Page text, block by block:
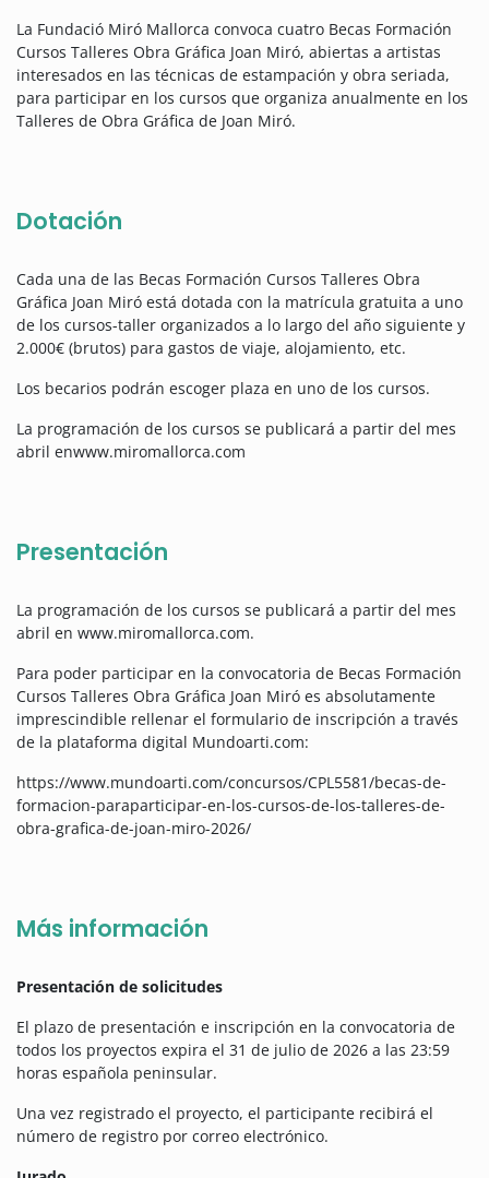
La Fundació Miró Mallorca convoca cuatro Becas Formación
Cursos Talleres Obra Gráfica Joan Miró, abiertas a artistas
interesados en las técnicas de estampación y obra seriada,
para participar en los cursos que organiza anualmente en los
Talleres de Obra Gráfica de Joan Miró.
Dotación
Cada una de las Becas Formación Cursos Talleres Obra
Gráfica Joan Miró está dotada con la matrícula gratuita a uno
de los cursos-taller organizados a lo largo del año siguiente y
2.000€ (brutos) para gastos de viaje, alojamiento, etc.
Los becarios podrán escoger plaza en uno de los cursos.
La programación de los cursos se publicará a partir del mes
abril enwww.miromallorca.com
Presentación
La programación de los cursos se publicará a partir del mes
abril en www.miromallorca.com.
Para poder participar en la convocatoria de Becas Formación
Cursos Talleres Obra Gráfica Joan Miró es absolutamente
imprescindible rellenar el formulario de inscripción a través
de la plataforma digital Mundoarti.com:
https://www.mundoarti.com/concursos/CPL5581/becas-de-
formacion-paraparticipar-en-los-cursos-de-los-talleres-de-
obra-grafica-de-joan-miro-2026/
Más información
Presentación de solicitudes
El plazo de presentación e inscripción en la convocatoria de
todos los proyectos expira el 31 de julio de 2026 a las 23:59
horas española peninsular.
Una vez registrado el proyecto, el participante recibirá el
número de registro por correo electrónico.